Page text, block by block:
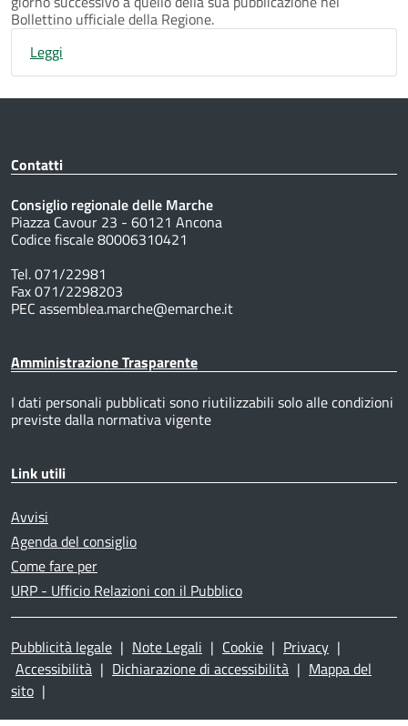
Bollettino ufficiale della Regione.
Leggi
Contatti
Consiglio regionale delle Marche
Piazza Cavour 23 - 60121 Ancona
Codice fiscale 80006310421
Tel. 071/22981
Fax 071/2298203
PEC assemblea.marche@emarche.it
Amministrazione Trasparente
I dati personali pubblicati sono riutilizzabili solo alle condizioni
previste dalla normativa vigente
Link utili
Avvisi
Agenda del consiglio
Come fare per
URP - Ufficio Relazioni con il Pubblico
Pubblicità legale | Note Legali | Cookie | Privacy |
Accessibilità | Dichiarazione di accessibilità | Mappa del
sito |